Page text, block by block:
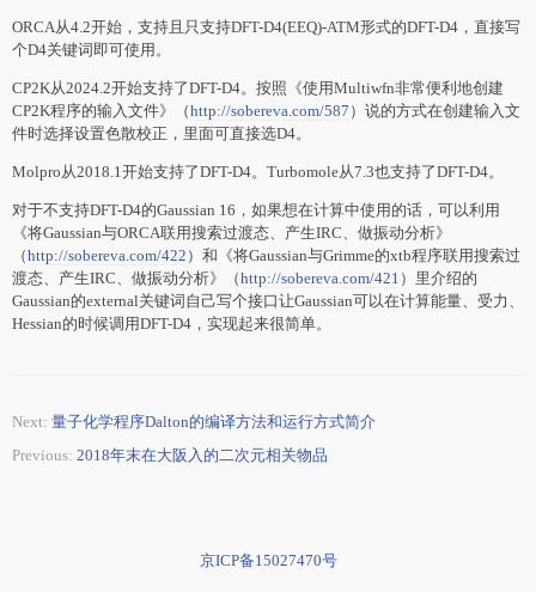
ORCA从4.2开始，支持且只支持DFT-D4(EEQ)-ATM形式的DFT-D4，直接写
个D4关键词即可使用。
CP2K从2024.2开始支持了DFT-D4。按照《使用Multiwfn非常便利地创建
CP2K程序的输入文件》（http://sobereva.com/587 ）说的方式在创建输入文
件时选择设置色散校正，里面可直接选D4。
Molpro从2018.1开始支持了DFT-D4。Turbomole从7.3也支持了DFT-D4。
对于不支持DFT-D4的Gaussian 16，如果想在计算中使用的话，可以利用
《将Gaussian与ORCA联用搜索过渡态、产生IRC、做振动分析》
（http://sobereva.com/422 ）和《将Gaussian与Grimme的xtb程序联用搜索过
渡态、产生IRC、做振动分析》（http://sobereva.com/421 ）里介绍的
Gaussian的external关键词自己写个接口让Gaussian可以在计算能量、受力、
Hessian的时候调用DFT-D4，实现起来很简单。
Next: 量子化学程序Dalton的编译方法和运行方式简介
Previous: 2018年末在大阪入的二次元相关物品
京ICP备15027470号